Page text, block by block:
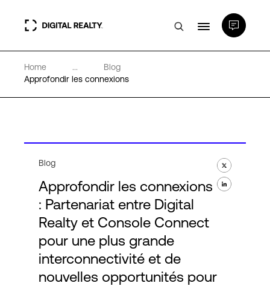
Data Centers
Expertise et ressources
A propos de nous
Home ...
Blog
Approfondir les connexions
Blog
Approfondir les connexions
: Partenariat entre Digital
Realty et Console Connect
pour une plus grande
interconnectivité et de
nouvelles opportunités pour